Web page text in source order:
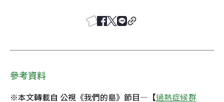
參考資料
※本文轉載自 公視《我們的島》節目—【過熱症候群